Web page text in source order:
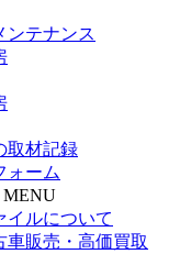
ンテナンス
取材記録
ォーム
MENU
イルについて
車販売・高価買取